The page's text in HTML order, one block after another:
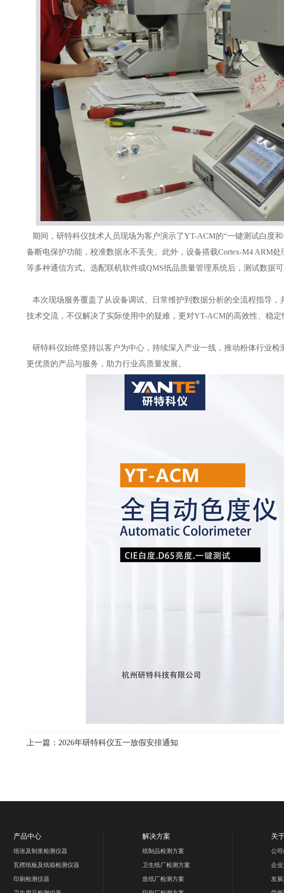
期间，研特科仪技术人员现场为客户演示了YT-ACM的“一键测试白度
备断电保护功能，校准数据永不丢失。此外，设备搭载Cortex-M4 ARM
等多种通信方式。选配联机软件或QMS纸品质量管理系统后，测试数据
本次现场服务覆盖了从设备调试、日常维护到数据分析的全流程指导
技术交流，不仅解决了实际使用中的疑难，更对YT-ACM的高效性、稳定
研特科仪始终坚持以客户为中心，持续深入产业一线，推动粉体行业
更优质的产品与服务，助力行业高质量发展。
上一篇： 2026年研特科仪五一放假安排通知
产品中心
纸张及制浆检测仪器
瓦楞纸板及纸箱检测仪器
印刷检测仪器
解决方案
纸制品检测方案
卫生纸厂检测方案
造纸厂检测方案
关
公
企
发展